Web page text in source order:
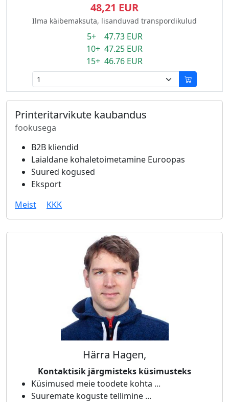
48,21 EUR
Ilma käibemaksuta, lisanduvad transpordikulud
5+ 47.73 EUR
10+ 47.25 EUR
15+ 46.76 EUR
Printeritarvikute kaubandus
fookusega
B2B kliendid
Laialdane kohaletoimetamine Euroopas
Suured kogused
Eksport
Meist
KKK
Härra Hagen,
Kontaktisik järgmisteks küsimusteks
Küsimused meie toodete kohta ...
Suuremate koguste tellimine ...